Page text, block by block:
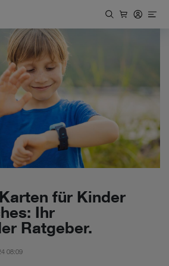
für Kinder
Ihr
Ratgeber.
08:09